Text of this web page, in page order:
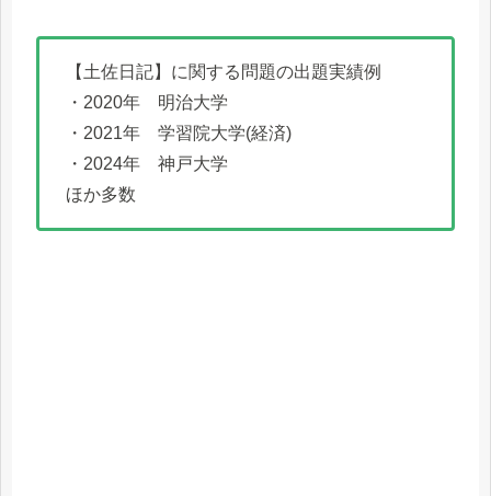
【土佐日記】に関する問題の出題実績例
・2020年 明治大学
・2021年 学習院大学(経済)
・2024年 神戸大学
ほか多数